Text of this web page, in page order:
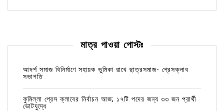
মাত্র পাওয়া পোস্টঃ
আদর্শ সমাজ বিনির্মাণে সহায়ক ভুমিকা রাখে ছাত্রসমাজ- প্রেসক্লাব
সভাপতি
কুমিল্লা প্রেস ক্লাবের নির্বাচন আজ; ১৭টি পদের জন্য ৩৩ জন প্রার্থী
ভোটযুদ্ধে